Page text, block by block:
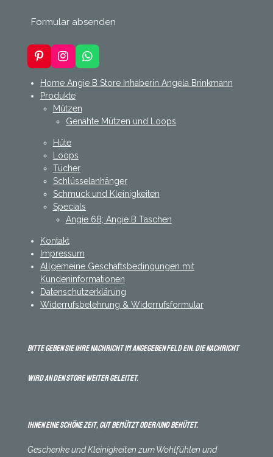
Formular absenden
P
i
n
t
I
n
s
t
a
g
r
a
m
W
h
a
A
p
Home Angie B Store Inhaberin Angela Brinkmann
Produkte
Mützen
Genähte Mützen und Loops
Hüte
Loops
Tücher
Schlüsselanhänger
Schmuck und Kleinigkeiten
Specials
Angie 68; Angie B Taschen
Kontakt
Impressum
Allgemeine Geschäftsbedingungen mit
Kundeninformationen
Datenschutzerklärung
Widerrufsbelehrung & Widerrufsformular
Bitte geben Sie Ihre Nachricht im angegeben Feld ein. Die Nachricht
wird an den Store weiter geleitet.
Ihnen eine schöne Zeit, gut bemützt oder/und behütet.
Geschenke und Kleinigkeiten zum Wohlfühlen und